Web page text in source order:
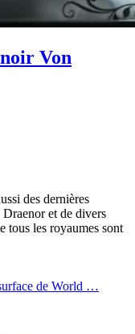
Von
des dernières
et de divers
tous les royaumes sont
de World …